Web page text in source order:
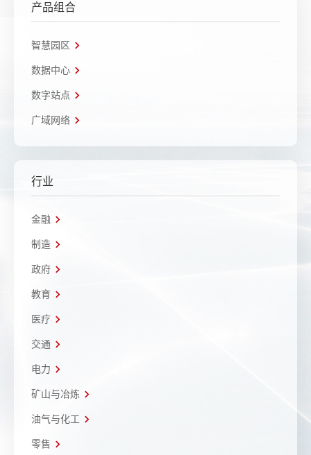
产品组合
智慧园区
数据中心
数字站点
广域网络
行业
金融
制造
政府
教育
医疗
交通
电力
矿山与冶炼
油气与化工
零售